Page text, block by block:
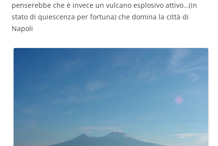
penserebbe che è invece un vulcano esplosivo attivo…(in
stato di quiescenza per fortuna) che domina la città di
Napoli